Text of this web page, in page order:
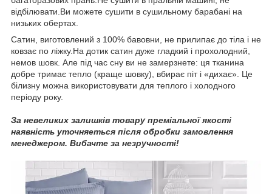
відбілювати.Ви можете сушити в сушильному барабані на
низьких обертах.
Сатин, виготовлений з 100% бавовни, не прилипає до тіла і не
ковзає по ліжку.На дотик сатин дуже гладкий і прохолодний,
немов шовк. Але під час сну ви не замерзнете: ця тканина
добре тримає тепло (краще шовку), вбирає піт і «дихає». Це
білизну можна використовувати для теплого і холодного
періоду року.
За невеликих залишків товару преміальної якості
наявність уточняеться після обробки замовлення
менеджером. Вибачте за незручності!